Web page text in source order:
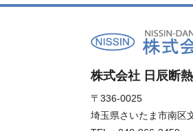
株式会社 日辰断熱
〒336-0025
埼玉県さいたま市南区